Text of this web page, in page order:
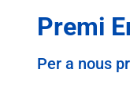
Premi
Per a nous